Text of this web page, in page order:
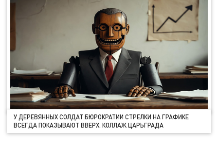
У ДЕРЕВЯННЫХ СОЛДАТ БЮРОКРАТИИ СТРЕЛКИ НА ГРАФИКЕ
ВСЕГДА ПОКАЗЫВАЮТ ВВЕРХ. КОЛЛАЖ ЦАРЬГРАДА